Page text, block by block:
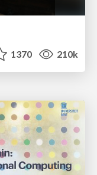
1370 210k